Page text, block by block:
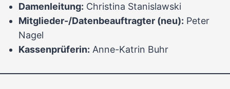
Damenleitung: Christina Stanislawski
Mitglieder-/Datenbeauftragter (neu): Peter
Nagel
Kassenprüferin: Anne-Katrin Buhr